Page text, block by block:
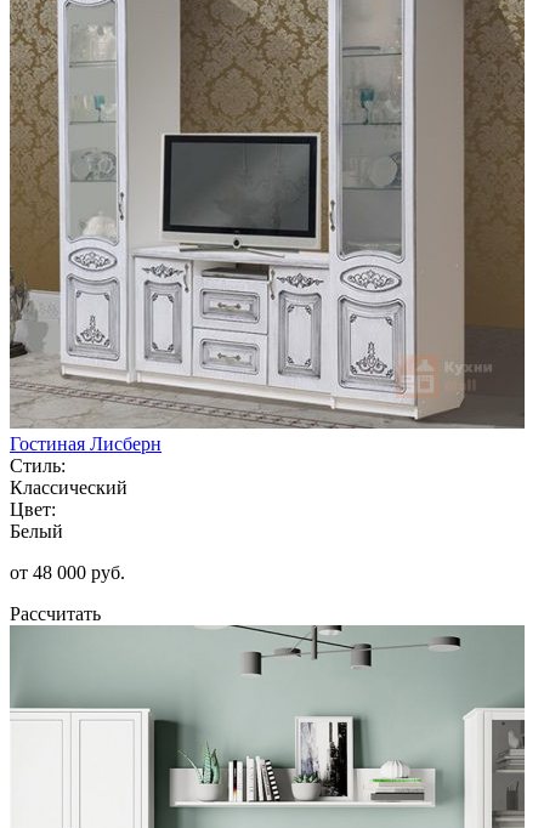
Гостиная Лисберн
Стиль:
Классический
Цвет:
Белый
от 48 000 руб.
Рассчитать